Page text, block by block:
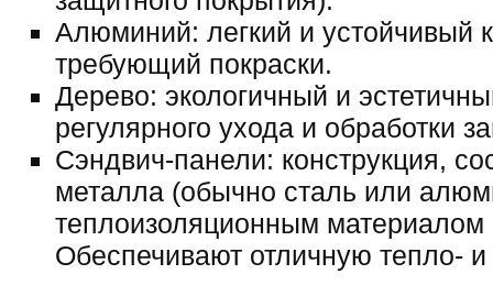
Алюминий: легкий и устойчивый
требующий покраски.
Дерево: экологичный и
регулярного ухода и обработки
Сэндвич-панели: конструкция,
металла (обычно сталь или
теплоизоляционным
Обеспечивают отличную тепло- и